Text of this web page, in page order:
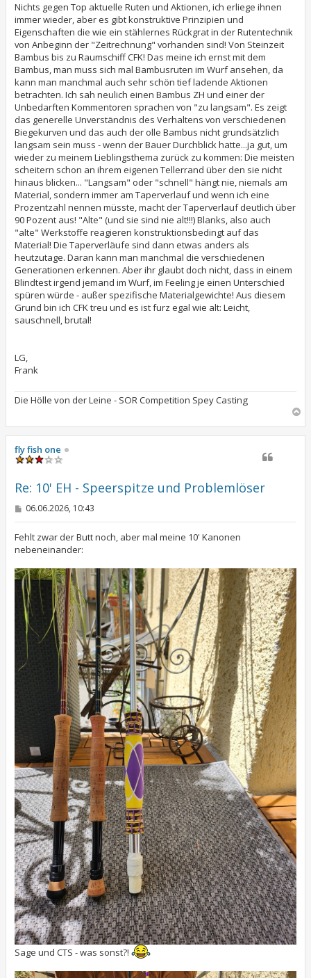
Nichts gegen Top aktuelle Ruten und Aktionen, ich erliege ihnen
immer wieder, aber es gibt konstruktive Prinzipien und
Eigenschaften die wie ein stählernes Rückgrat in der Rutentechnik
von Anbeginn der "Zeitrechnung" vorhanden sind! Von Steinzeit
Bambus bis zu Raumschiff CFK! Das meine ich ernst mit dem
Bambus, man muss sich mal Bambusruten im Wurf ansehen, da
kann man manchmal auch sehr schön tief ladende Aktionen
betrachten. Ich sah neulich einen Bambus ZH und einer der
Unbedarften Kommentoren sprachen von "zu langsam". Es zeigt
das generelle Unverständnis des Verhaltens von verschiedenen
Biegekurven und das auch der olle Bambus nicht grundsätzlich
langsam sein muss - wenn der Bauer Durchblick hatte...ja gut, um
wieder zu meinem Lieblingsthema zurück zu kommen: Die meisten
scheitern schon an ihrem eigenen Tellerrand über den sie nicht
hinaus blicken... "Langsam" oder "schnell" hängt nie, niemals am
Material, sondern immer am Taperverlauf und wenn ich eine
Prozentzahl nennen müsste, macht der Taperverlauf deutlich über
90 Pozent aus! "Alte" (und sie sind nie alt!!!) Blanks, also auch
"alte" Werkstoffe reagieren konstruktionsbedingt auf das
Material! Die Taperverläufe sind dann etwas anders als
heutzutage. Daran kann man manchmal die verschiedenen
Generationen erkennen. Aber ihr glaubt doch nicht, dass in einem
Blindtest irgend jemand im Wurf, im Feeling je einen Unterschied
spüren würde - außer spezifische Materialgewichte! Aus diesem
Grund bin ich CFK treu und es ist furz egal wie alt: Leicht,
sauschnell, brutal!
LG,
Frank
Die Hölle von der Leine - SOR Competition Spey Casting
c
fly fish one
Re: 10' EH - Speerspitze und Problemlöser
B
t
r
a
g
06.06.2026, 10:43
Fehlt zwar der Butt noch, aber mal meine 10' Kanonen
nebeneinander:
Sage und CTS - was sonst?!